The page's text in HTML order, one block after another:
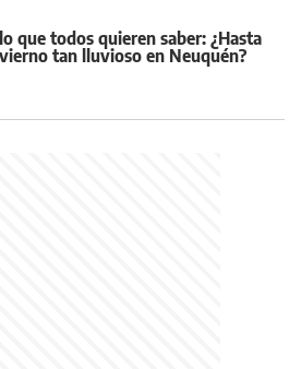
que todos quieren saber: ¿Hasta
tan lluvioso en Neuquén?